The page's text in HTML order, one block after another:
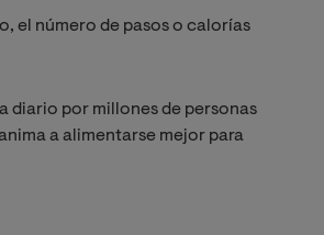
el número de pasos o calorías
diario por millones de personas
a alimentarse mejor para